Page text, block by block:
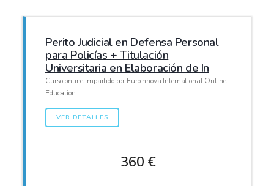
Perito Judicial en Defensa Personal
para Policías + Titulación
Universitaria en Elaboración de In
Curso online impartido por Euroinnova International Online
Education
VER DETALLES
360 €